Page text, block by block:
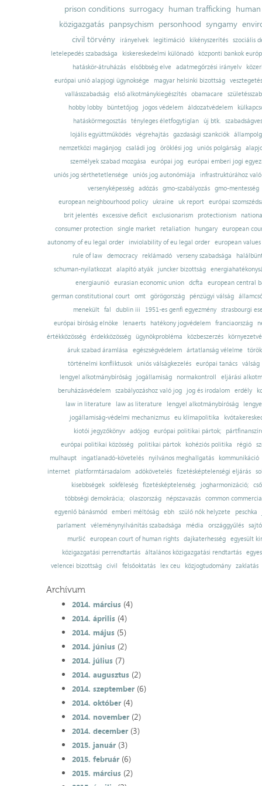
prison conditions surrogacy human trafficking
közigazgatás panpsychism personhood syngamy
civil törvény
irányelvek legitimáció kikényszerítés szociális
letelepedés szabadsága
kiskereskedelmi különadó
központi bankok
hatáskör-átruházás
elsőbbség elve adatmegőrzési irányelv
európai unió alapjogi ügynoksége
magyar helsinki bizottság
vesztegetés
vallásszabadság
első alkotmánykiegészítés obamacare
hobby lobby
büntetőjog jogos védelem áldozatvédelem
hatáskörmegosztás tényleges életfogytiglan új btk.
lojális együttműködés
végrehajtás gazdasági szankciók
nemzetközi magánjog
családi jog öröklési jog uniós polgárság
személyek szabad mozgása
európai jog európai emberi jogi
uniós jog sérthetetlensége uniós jog autonómiája
infrastruktúrához
versenyképesség adózás gmo-szabályozás gmo-mentesség
european neighbourhood policy
ukraine uk report
európai
brit jelentés excessive deficit exclusionarism protectionism
consumer protection
single market retaliation hungary
european
autonomy of eu legal order
inviolability of eu legal order
european values
rule of law
democracy reklámadó verseny szabadsága
schuman-nyilatkozat alapító atyák juncker bizottság
energiaunió eurasian economic union dcfta
european central
german constitutional court
omt görögország pénzügyi válság
menekült
fal dublin iii 1951-es genfi egyezmény
strasbourgi
európai bíróság elnöke
lenaerts hatékony jogvédelem franciaország
értékközösség
érdekközösség ügynökprobléma közbeszerzés
áruk szabad áramlása
egészségvédelem ártatlanság vélelme
történelmi konfliktusok uniós válságkezelés európai tanács válság
lengyel alkotmánybíróság
jogállamiság normakontroll
eljárási
beruházásvédelem
szabályozáshoz való jog jog és irodalom erdély
law in literature
law as literature lengyel alkotmánybíróság
jogállamiság-védelmi mechanizmus
eu klímapolitika
kiotói jegyzőkönyv adójog európai politikai pártok;
európai politikai közösség
politikai pártok kohéziós politika régió
mulhaupt
ingatlanadó-követelés nyilvános meghallgatás
kommunikáció
internet
platformtársadalom adókövetelés fizetésképtelenségi eljárás
kisebbségek sokféleség fizetésképtelenség; jogharmonizáció;
többségi demokrácia; olaszország népszavazás common
egyenlő bánásmód emberi méltóság ebh szülő nők helyzete
peschka
parlament
véleménynyilvánítás szabadsága média országgyűlés
muršić
european court of human rights dajkaterhesség
egyesült
közigazgatási perrendtartás
általános közigazgatási rendtartás
velencei bizottság
civil felsőoktatás lex ceu közjogtudomány zaklatás
Archívum
2014. március(4)
2014. április(4)
2014. május(5)
2014. június(2)
2014. július(7)
2014. augusztus(2)
2014. szeptember(6)
2014. október(4)
2014. november(2)
2014. december(3)
2015. január(3)
2015. február(6)
2015. március(2)